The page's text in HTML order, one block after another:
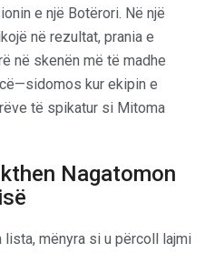
e një Botërori. Në një
në rezultat, prania e
në skenën më të madhe
kur ekipin e
të spikatur si Mitoma
Nagatomon
lista, mënyra si u përcoll lajmi